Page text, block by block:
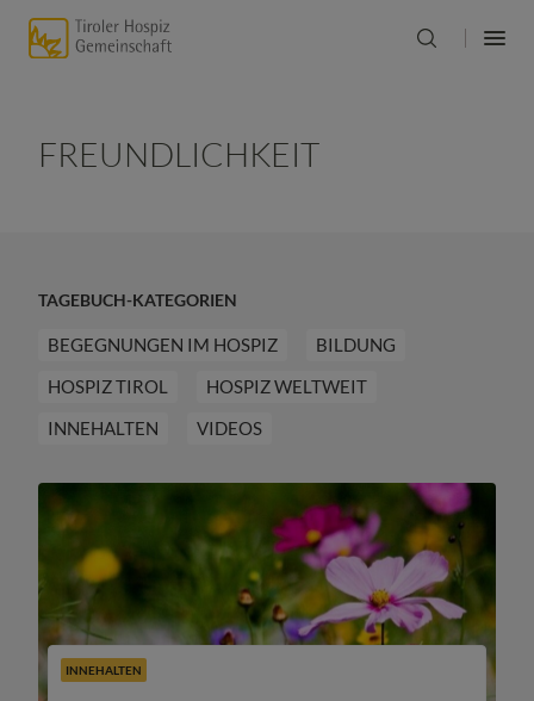
FREUNDLICHKEIT
TAGEBUCH-KATEGORIEN
BEGEGNUNGEN IM HOSPIZ
BILDUNG
HOSPIZ TIROL
HOSPIZ WELTWEIT
INNEHALTEN
VIDEOS
INNEHALTEN